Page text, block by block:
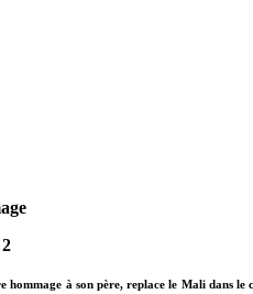
à son père, replace le Mali dans